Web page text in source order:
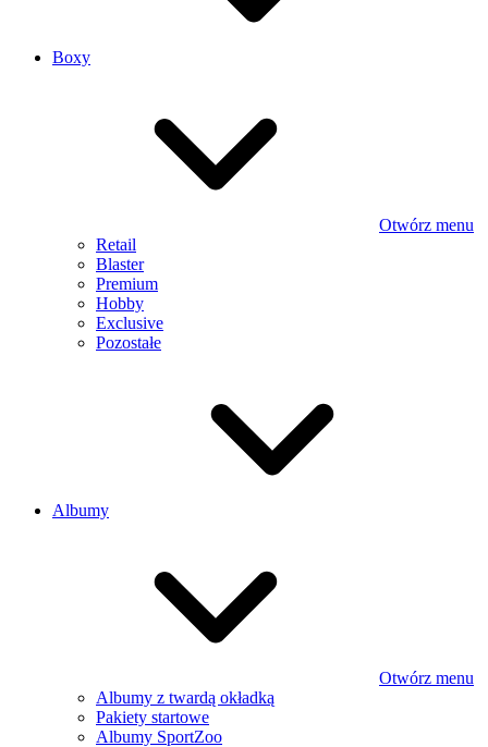
Boxy
Otwórz menu
Retail
Blaster
Premium
Hobby
Exclusive
Pozostałe
Albumy
Otwórz menu
Albumy z twardą okładką
Pakiety startowe
Albumy SportZoo